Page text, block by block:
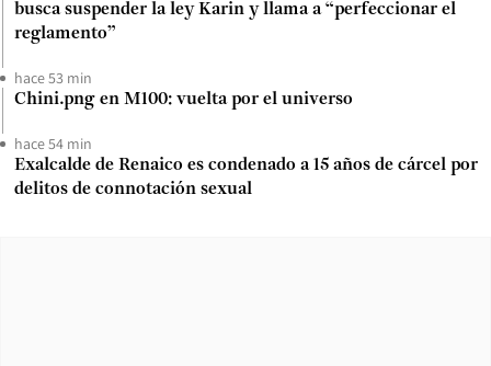
busca suspender la ley Karin y llama a “perfeccionar el
reglamento”
hace 53 min
Chini.png en M100: vuelta por el universo
hace 54 min
Exalcalde de Renaico es condenado a 15 años de cárcel por
delitos de connotación sexual